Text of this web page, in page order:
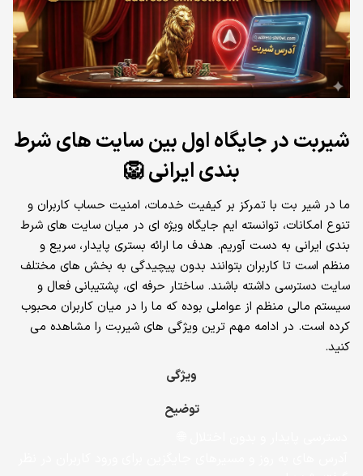
شیربت در جایگاه اول بین سایت‌ های شرط‌
بندی ایرانی 🦁
ما در شیر بت با تمرکز بر کیفیت خدمات، امنیت حساب کاربران و
تنوع امکانات، توانسته‌ ایم جایگاه ویژه‌ ای در میان سایت‌ های شرط‌
بندی ایرانی به دست آوریم. هدف ما ارائه بستری پایدار، سریع و
منظم است تا کاربران بتوانند بدون پیچیدگی به بخش‌ های مختلف
سایت دسترسی داشته باشند. ساختار حرفه‌ ای، پشتیبانی فعال و
سیستم مالی منظم از عواملی بوده که ما را در میان کاربران محبوب
کرده است. در ادامه مهم‌ ترین ویژگی‌ های شیربت را مشاهده می‌
کنید.
ویژگی
توضیح